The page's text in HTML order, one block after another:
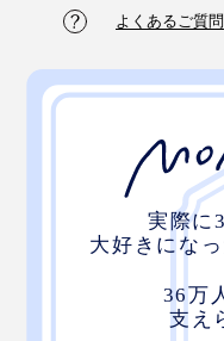
よくあるご質問